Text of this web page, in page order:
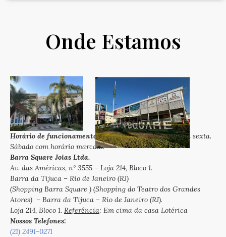
Onde Estamos
Horário de funcionamento:das 10h às 18h de segunda a sexta.
Sábado com horário marcado
Barra Square Joias Ltda.
Av. das Américas, nº 3555 – Loja 214, Bloco 1.
Barra da Tijuca – Rio de Janeiro (RJ)
(Shopping Barra Square ) (Shopping do Teatro dos Grandes
Atores) – Barra da Tijuca – Rio de Janeiro (RJ).
Loja 214, Bloco 1. Referência: Em cima da casa Lotérica
Nossos Telefones:
(21) 2491-0271